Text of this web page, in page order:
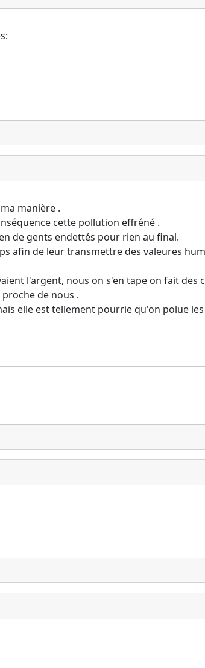
manière .
cette pollution effréné .
de gents endettés pour rien au final.
afin de leur transmettre des valeures
l'argent, nous on s'en tape on fait des
de nous .
elle est tellement pourrie qu'on polue